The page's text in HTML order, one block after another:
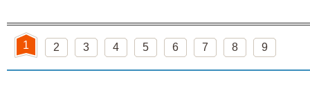
1 2 3 4 5 6 7 8 9